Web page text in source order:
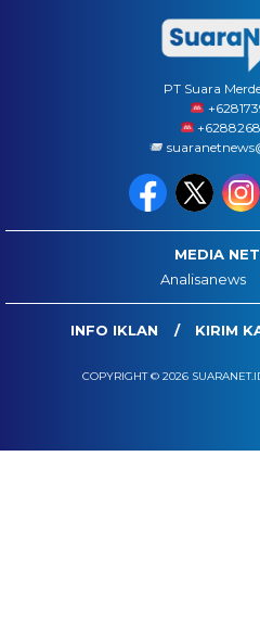
PT Suara
MEDIA
Analisanews
INFO IKLAN KIRIM
COPYRIGHT © 2026